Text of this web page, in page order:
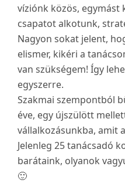
víziónk közös, egymást
csapatot alkotunk,
Nagyon sokat jelent,
elismer, kikéri a
van szükségem! Így
egyszerre.
Szakmai szempontból
éve, egy újszülött
vállalkozásunkba, amit
Jelenleg 25 tanácsadó
barátaink, olyanok
🙂